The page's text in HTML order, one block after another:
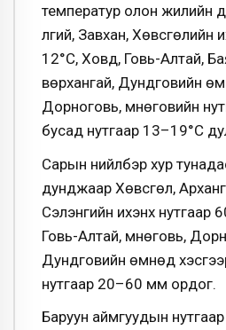
температур олон жилийн
Өлгий, Завхан, Хөвсгөлийн
12°С, Ховд, Говь-Алтай,
Өвөрхангай, Дундговийн
Дорноговь, Өмнөговийн
бусад нутгаар 13–19°С
Сарын нийлбэр хур
дунджаар Хөвсгөл,
Сэлэнгийн ихэнх нутгаар
Говь-Алтай, Өмнөговь,
Дундговийн өмнөд
нутгаар 20–60 мм ордог.
Баруун аймгуудын